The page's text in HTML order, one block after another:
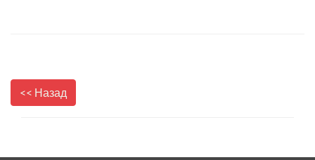
<< Назад